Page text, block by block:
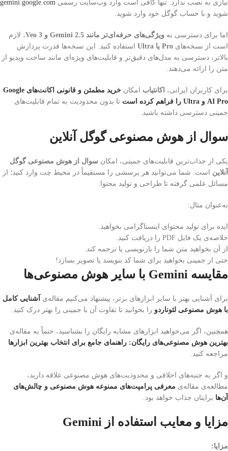
نیازی به نصب ندارد. تنها کافی است وارد وب‌سایت رسمی
شوید و با حساب گوگل خود وارد شوید.
اما برای دسترسی به ویژگی‌های حرفه‌ای‌تر مانند Gemini 2.5 و Veo 3
، لازم
است از نسخه‌های Pro یا Ultra
استفاده کنید. این نسخه‌ها قدرت پردازش
بالاتر، دسترسی به مدل‌های دقیق‌تر و قابلیت‌های ویژه‌ای مانند ساخت ویدیو از
متن را ارائه می‌دهند.
برای کاربران ایرانی، اکانتیاب امکان
خرید مطمئن و قانونی اکانت‌های Google
AI Pro و Ultra را فراهم کرده است
تا بدون محدودیت به تمام قابلیت‌های
جمینی دسترسی داشته باشید.
سوال از هوش مصنوعی گوگل آنلاین
یکی از جذاب‌ترین قابلیت‌های جمینی، امکان سوال از هوش مصنوعی گوگل
آنلاین است. شما می‌توانید هر پرسشی را مستقیماً در محیط چت وارد کنید؛ از
مسائل علمی گرفته تا طراحی و تولید محتوا.
به‌عنوان مثال:
ایده برای تولید محتوای اینستاگرامی بخواهید.
خلاصه‌ی یک فایل PDF را دریافت کنید.
از آن بخواهید متن شما را بازنویسی یا ترجمه کند.
حتی از جمینی بخواهید برای شما کد بنویسد یا تصویر بسازد!
مقایسه Gemini با سایر هوش مصنوعی‌ها
برای آشنایی بهتر با سایر ابزارهای برتر، پیشنهاد می‌کنیم مقاله‌ی آشنایی کامل
با هوش مصنوعی لئوناردو را بخوانید تا تفاوت آن با جمینی را بهتر درک کنید.
همچنین، اگر می‌خواهید ابزارهای مشابه رایگان را بشناسید، حتماً به مقاله‌ی
بهترین هوش مصنوعی‌های رایگان: راهنمای جامع برای انتخاب بهترین ابزارها
مراجعه کنید.
و اگر به جنبه‌های اخلاقی و محدودیت‌های هوش مصنوعی علاقه دارید،
مطالعه‌ی مقاله‌ی معرفی پرامپت‌های ممنوعه هوش مصنوعی و چالش‌های
آن‌ها برایتان جذاب خواهد بود.
مزایا و معایب استفاده از Gemini
مزایا: